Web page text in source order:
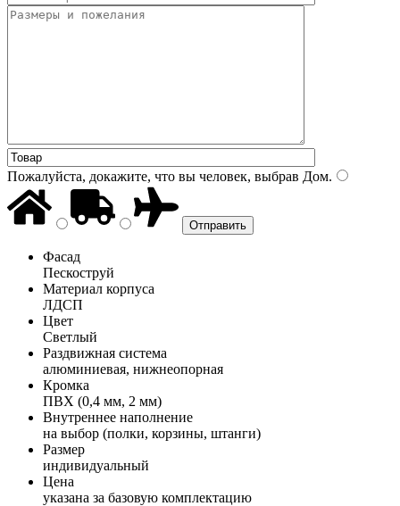
Пожалуйста, докажите, что вы человек, выбрав Дом.
Фасад
Пескоструй
Материал корпуса
ЛДСП
Цвет
Светлый
Раздвижная система
алюминиевая, нижнеопорная
Кромка
ПВХ (0,4 мм, 2 мм)
Внутреннее наполнение
на выбор (полки, корзины, штанги)
Размер
индивидуальный
Цена
указана за базовую комплектацию